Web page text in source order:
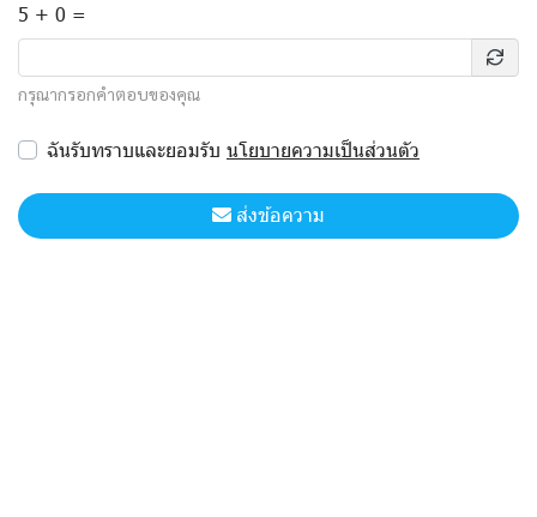
5 + 0 =
กรุณากรอกคำตอบของคุณ
ฉันรับทราบและยอมรับ นโยบายความเป็นส่วนตัว
ส่งข้อความ